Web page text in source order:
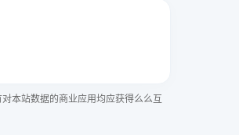
本站数据的商业应用均应获得么么互